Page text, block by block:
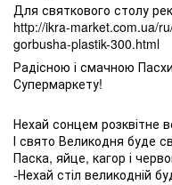
Для святкового столу
http://ikra-market.com.ua/
gorbusha-plastik-300.html
Радісною і смачною
Супермаркету!
Нехай сонцем розквітне
І свято Великодня буде
Паска, яйце, кагор і
-Нехай стіл великодній